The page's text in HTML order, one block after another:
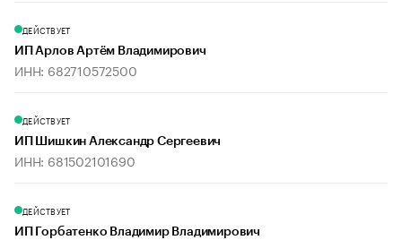
ДЕЙСТВУЕТ
ИП Арлов Артём Владимирович
ИНН: 682710572500
ДЕЙСТВУЕТ
ИП Шишкин Александр Сергеевич
ИНН: 681502101690
ДЕЙСТВУЕТ
ИП Горбатенко Владимир Владимирович